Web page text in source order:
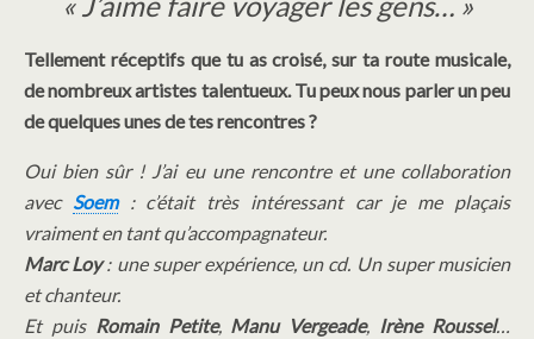
Tellement réceptifs que tu as croisé, sur ta route musicale,
de nombreux artistes talentueux. Tu peux nous parler un peu
de quelques unes de tes rencontres ?
Oui bien sûr ! J’ai eu une rencontre et une collaboration
avec Soem: c’était très intéressant car je me plaçais
vraiment en tant qu’accompagnateur.
Marc Loy: une super expérience, un cd. Un super musicien
et chanteur.
Et puis Romain Petite, Manu Vergeade, Irène Roussel…